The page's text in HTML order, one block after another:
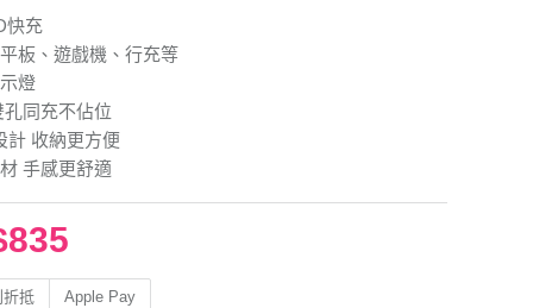
快充
板、遊戲機、行充等
燈
同充不佔位
計 收納更方便
手感更舒適
抵 Apple Pay